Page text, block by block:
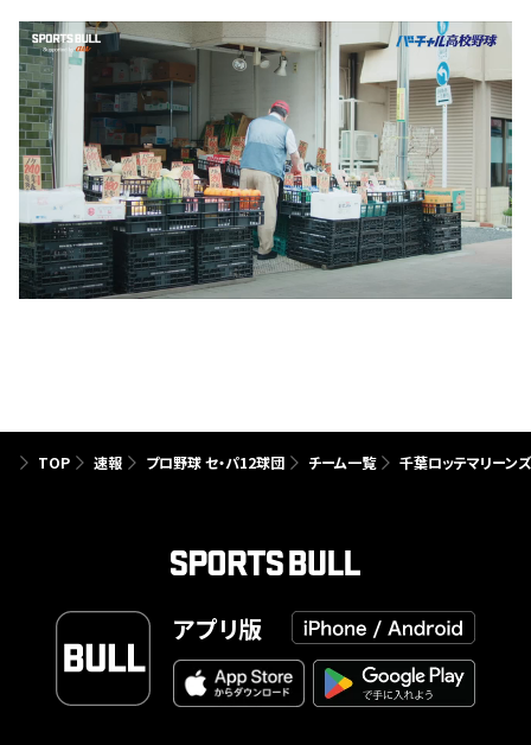
TOP 速報 プロ野球 セ・パ12球団 チーム一覧 千葉ロッテマリーンズ
アプリ版